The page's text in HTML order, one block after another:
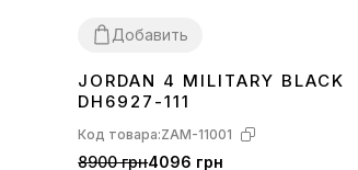
Добавить
363738394041424344
JORDAN 4 MILITARY BLACK
DH6927-111
Код товара:ZAM-11001
8900 грн4096 грн